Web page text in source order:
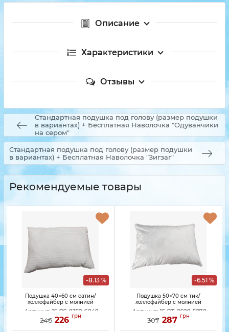
Описание
Характеристики
Отзывы
Стандартная подушка под голову (размер подушки
в вариантах) + Бесплатная Наволочка "Одуванчики
на сером"
Стандартная подушка под голову (размер подушки
в вариантах) + Бесплатная Наволочка "Зигзаг"
Рекомендуемые товары
-8.13 %
Подушка 40×60 см сатин/
холлофайбер с молнией
Артикул: 15-PS-0350-6040
246 226 грн
-6.51 %
Подушка 50×70 см тик/
холлофайбер с молнией
Артикул: 15-PT-0500-5070
307 287 грн